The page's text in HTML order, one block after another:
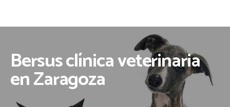
Bersus clínica veterinaria
en Zaragoza